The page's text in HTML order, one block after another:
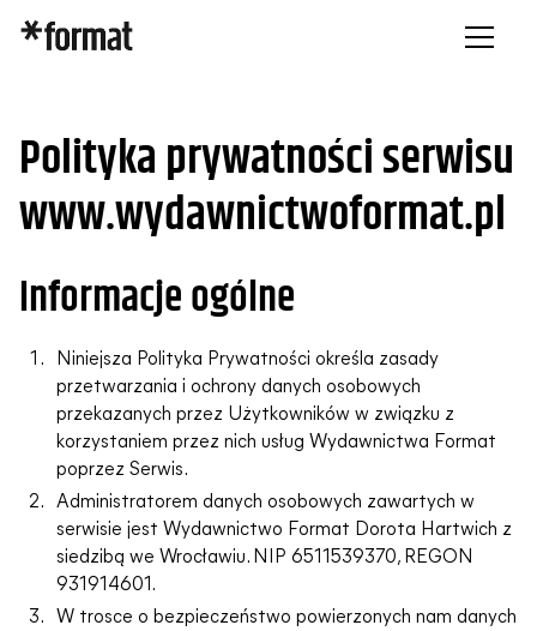
Polityka prywatności serwisu
www.wydawnictwoformat.pl
Informacje ogólne
Niniejsza Polityka Prywatności określa zasady
przetwarzania i ochrony danych osobowych
przekazanych przez Użytkowników w związku z
korzystaniem przez nich usług Wydawnictwa Format
poprzez Serwis.
Administratorem danych osobowych zawartych w
serwisie jest Wydawnictwo Format Dorota Hartwich z
siedzibą we Wrocławiu. NIP 6511539370, REGON
931914601.
W trosce o bezpieczeństwo powierzonych nam danych